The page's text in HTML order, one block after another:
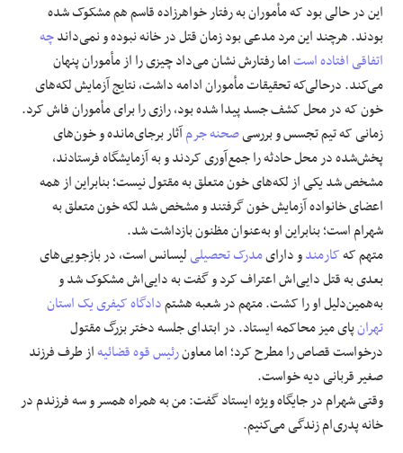
این در حالی بود که مأموران به رفتار خواهرزاده قاسم هم مشکوک شده
بودند. هرچند این مرد مدعی بود زمان قتل در خانه نبوده و نمی‌داندچه
اتفاقی افتاده استاما رفتارش نشان می‌داد چیزی را از مأموران پنهان
می‌کند. درحالی‌که تحقیقات مأموران ادامه داشت، نتایج آزمایش لکه‌های
خون‌ که در محل کشف جسد پیدا شده بود، رازی را برای مأموران فاش کرد.
زمانی‌ که تیم تجسس و بررسیصحنه جرمآثار برجای‌مانده و خون‌های
پخش‌شده در محل حادثه را جمع‌آوری کردند و به آزمایشگاه فرستادند،
مشخص شد یکی از لکه‌های خون متعلق به مقتول نیست؛ بنابراین از همه
اعضای خانواده آزمایش خون گرفتند و مشخص شد لکه‌ خون متعلق به
شهرام است؛ بنابراین او به‌عنوان مظنون بازداشت شد.
متهم کهکارمندو دارایمدرک تحصیلیلیسانس است، در بازجویی‌های
بعدی به قتل دایی‌اش اعتراف کرد و گفت به دایی‌اش مشکوک شد و
به‌همین‌دلیل او را کشت. متهم در شعبه هشتمدادگاه کیفری یک استان
تهرانپای میز محاکمه ایستاد. در ابتدای جلسه دختر بزرگ مقتول
درخواست قصاص را مطرح کرد؛ اما معاونرئیس قوه قضائیهاز طرف فرزند
صغیر قربانی دیه خواست.
وقتی شهرام در جایگاه ویژه‌ ایستاد گفت: من به‌ همراه همسر و سه فرزندم در
خانه پدری‌ام زندگی می‌کنیم.